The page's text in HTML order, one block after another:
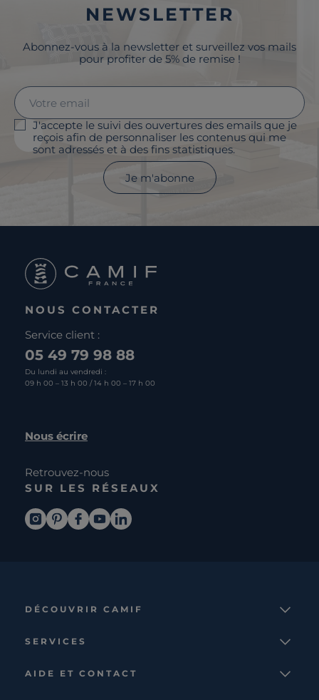
NEWSLETTER
Abonnez-vous à la newsletter et surveillez vos mails
pour profiter de 5% de remise !
J'accepte le suivi des ouvertures des emails que je
reçois afin de personnaliser les contenus qui me
sont adressés et à des fins statistiques.
Je m'abonne
NOUS CONTACTER
Service client :
05 49 79 98 88
Du lundi au vendredi :
09 h 00 – 13 h 00 / 14 h 00 – 17 h 00
Nous écrire
Retrouvez-nous
SUR LES RÉSEAUX
DÉCOUVRIR CAMIF
Nos collections
SERVICES
AIDE ET CONTACT